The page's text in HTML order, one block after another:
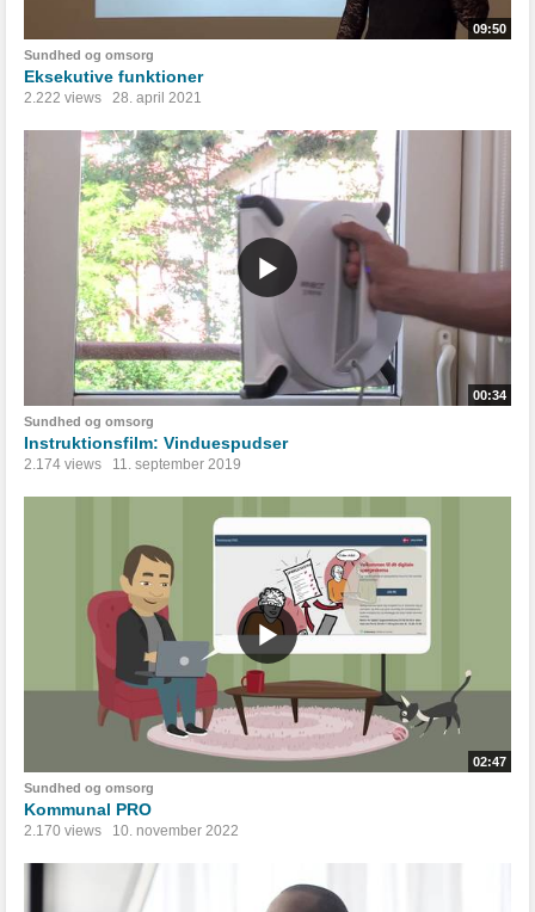
09:50
Sundhed og omsorg
Eksekutive funktioner
2.222 views 28. april 2021
00:34
Sundhed og omsorg
Instruktionsfilm: Vinduespudser
2.174 views 11. september 2019
02:47
Sundhed og omsorg
Kommunal PRO
2.170 views 10. november 2022